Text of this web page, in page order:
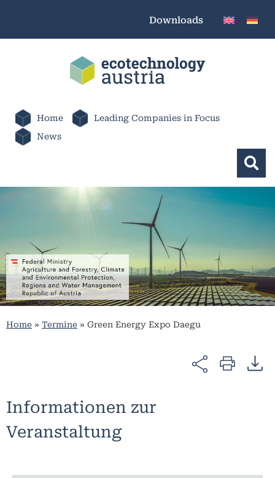
Downloads
Home
Leading Companies in Focus
News
Home » Termine » Green Energy Expo Daegu
Informationen zur
Veranstaltung